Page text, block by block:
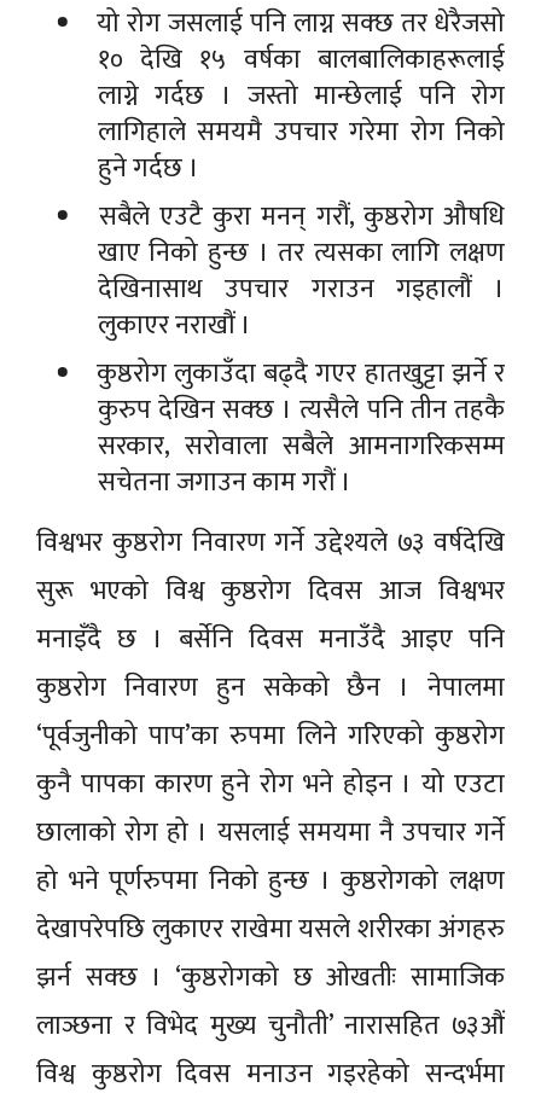
यो रोग जसलाई पनि लाग्न सक्छ तर धेरैजसो
१० देखि १५ वर्षका बालबालिकाहरूलाई
लाग्ने गर्दछ । जस्तो मान्छेलाई पनि रोग
लागिहाले समयमै उपचार गरेमा रोग निको
हुने गर्दछ ।
सबैले एउटै कुरा मनन् गरौं, कुष्ठरोग औषधि
खाए निको हुन्छ । तर त्यसका लागि लक्षण
देखिनासाथ उपचार गराउन गइहालौं ।
लुकाएर नराखौं ।
कुष्ठरोग लुकाउँदा बढ्दै गएर हातखुट्टा झर्ने र
कुरुप देखिन सक्छ । त्यसैले पनि तीन तहकै
सरकार, सरोवाला सबैले आमनागरिकसम्म
सचेतना जगाउन काम गरौं ।
विश्वभर कुष्ठरोग निवारण गर्ने उद्देश्यले ७३ वर्षदेखि
सुरू भएको विश्व कुष्ठरोग दिवस आज विश्वभर
मनाइँदै छ । बर्सेनि दिवस मनाउँदै आइए पनि
कुष्ठरोग निवारण हुन सकेको छैन । नेपालमा
‘पूर्वजुनीको पाप’का रुपमा लिने गरिएको कुष्ठरोग
कुनै पापका कारण हुने रोग भने होइन । यो एउटा
छालाको रोग हो । यसलाई समयमा नै उपचार गर्ने
हो भने पूर्णरुपमा निको हुन्छ । कुष्ठरोगको लक्षण
देखापरेपछि लुकाएर राखेमा यसले शरीरका अंगहरु
झर्न सक्छ । ‘कुष्ठरोगको छ ओखतीः सामाजिक
लाञ्छना र विभेद मुख्य चुनौती’ नारासहित ७३औं
विश्व कुष्ठरोग दिवस मनाउन गइरहेको सन्दर्भमा